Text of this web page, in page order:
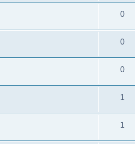
0
0
0
1
1